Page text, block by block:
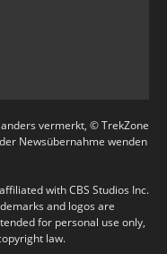
vermerkt, © TrekZone
Newsübernahme wenden
with CBS Studios Inc.
and logos are
for personal use only,
law.